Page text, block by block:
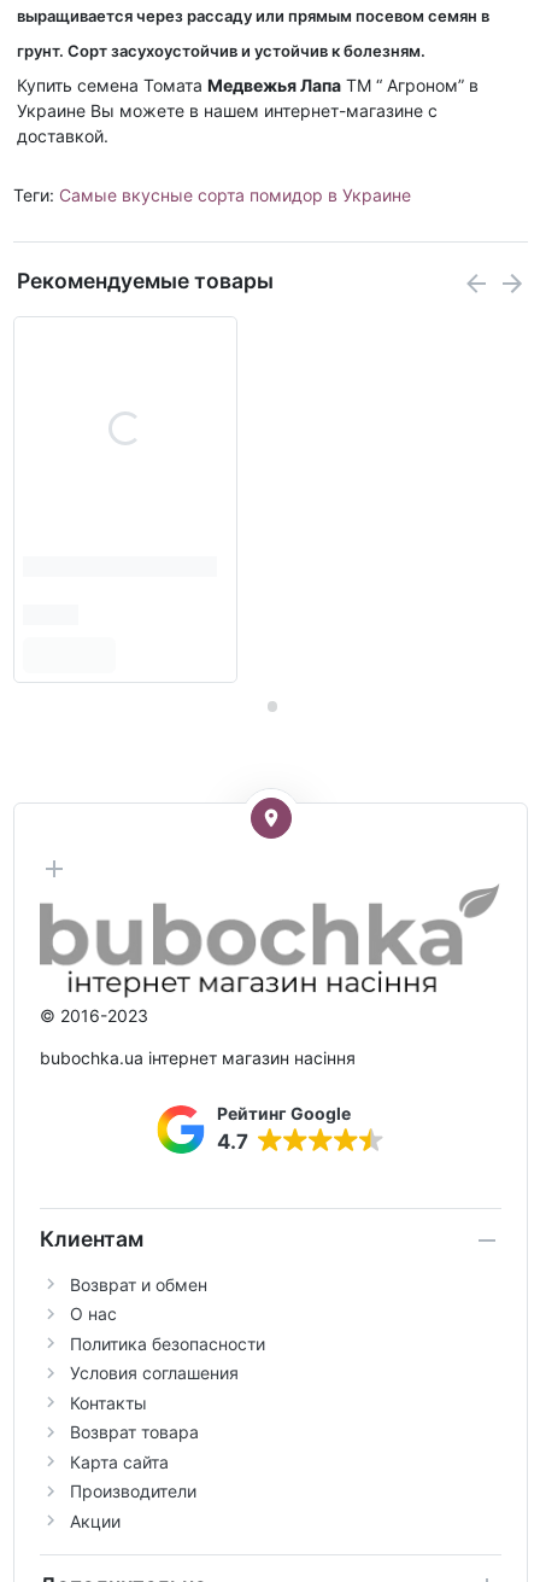
выращивается через рассаду или прямым посевом семян в
грунт. Сорт засухоустойчив и устойчив к болезням.
Купить семена Томата Медвежья Лапа ТМ “ Агроном” в
Украине Вы можете в нашем интернет-магазине с
доставкой.
Теги: Самые вкусные сорта помидор в Украине
Рекомендуемые товары
© 2016-2023
bubochka.ua інтернет магазин насіння
Рейтинг Google
4.7
Клиентам
Возврат и обмен
О нас
Политика безопасности
Условия соглашения
Контакты
Возврат товара
Карта сайта
Производители
Акции